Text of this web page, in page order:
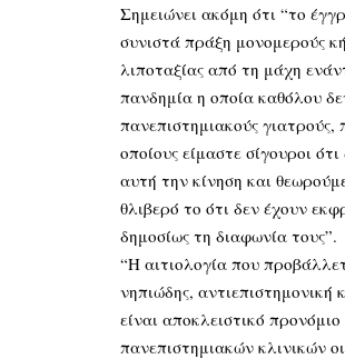
Σημειώνει ακόμη ότι “το
συνιστά πράξη μονομερούς
λιποταξίας από τη μάχη
πανδημία η οποία καθόλου
πανεπιστημιακούς γιατρούς,
οποίους είμαστε σίγουροι
αυτή την κίνηση και
θλιβερό το ότι δεν έχουν
δημοσίως τη διαφωνία τους”.
“Η αιτιολογία που
νηπιώδης, αντιεπιστημονική
είναι αποκλειστικό
πανεπιστημιακών κλινικών οι